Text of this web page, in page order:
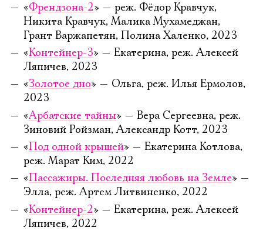
«Френдзона-2» — реж. Фёдор Кравчук,
Никита Кравчук, Малика Мухамеджан,
Грант Варжапетян, Полина Халенко, 2023
«Контейнер-3» — Екатерина, реж. Алексей
Ляпичев, 2023
«Золотое дно» — Ольга, реж. Илья Ермолов,
2023
«Арбатские тайны» — Вера Сергеевна, реж.
Зиновий Ройзман, Александр Котт, 2023
«Под одной крышей» — Екатерина Котлова,
реж. Марат Ким, 2022
«Пассажиры. Последняя любовь на Земле» —
Элла, реж. Артем Литвиненко, 2022
«Контейнер-2» — Екатерина, реж. Алексей
Ляпичев, 2022